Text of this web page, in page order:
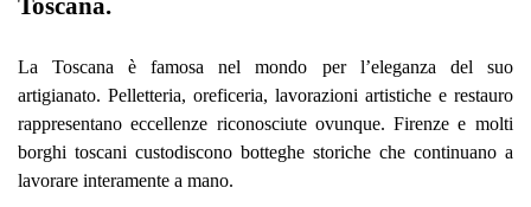
La Toscana è famosa nel mondo per l’eleganza del suo
artigianato. Pelletteria, oreficeria, lavorazioni artistiche e restauro
rappresentano eccellenze riconosciute ovunque. Firenze e molti
borghi toscani custodiscono botteghe storiche che continuano a
lavorare interamente a mano.